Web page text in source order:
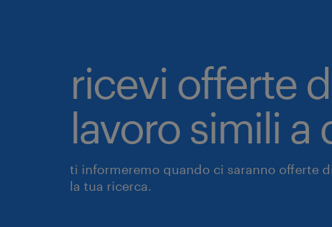
ricevi offerte
lavoro simili a
ti informeremo quando ci saranno offerte
la tua ricerca.